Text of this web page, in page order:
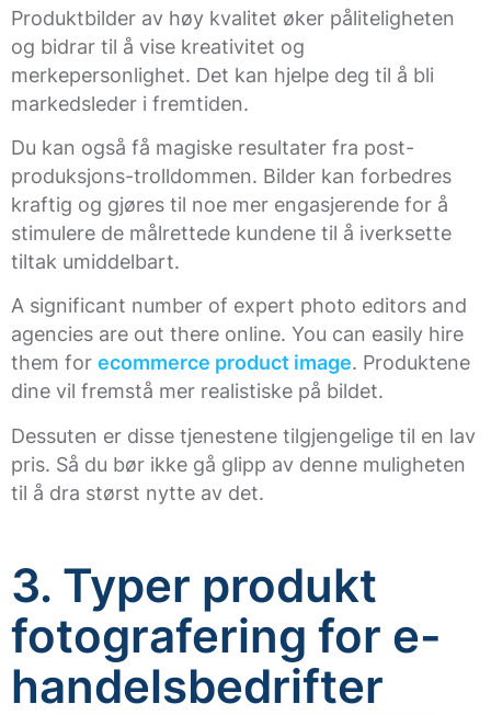
Produktbilder av høy kvalitet øker påliteligheten
og bidrar til å vise kreativitet og
merkepersonlighet. Det kan hjelpe deg til å bli
markedsleder i fremtiden.
Du kan også få magiske resultater fra post-
produksjons-trolldommen. Bilder kan forbedres
kraftig og gjøres til noe mer engasjerende for å
stimulere de målrettede kundene til å iverksette
tiltak umiddelbart.
A significant number of expert photo editors and
agencies are out there online. You can easily hire
them for ecommerce product image. Produktene
dine vil fremstå mer realistiske på bildet.
Dessuten er disse tjenestene tilgjengelige til en lav
pris. Så du bør ikke gå glipp av denne muligheten
til å dra størst nytte av det.
3. Typer produkt
fotografering for e-
handelsbedrifter